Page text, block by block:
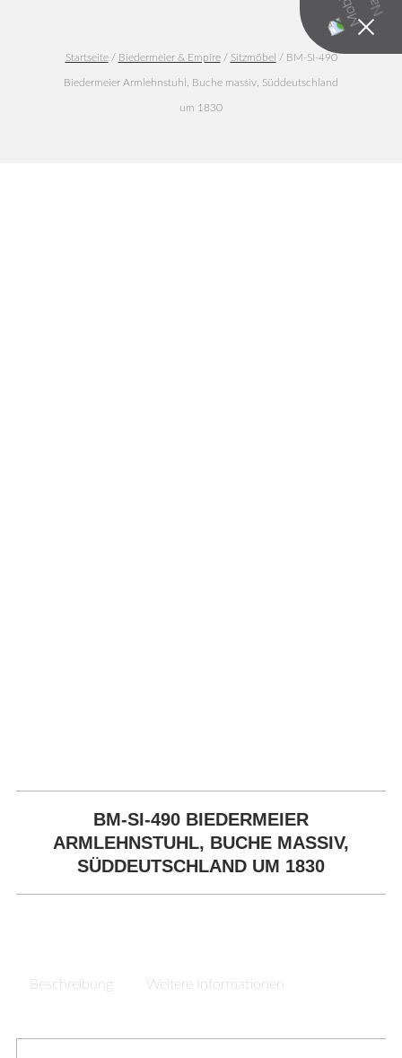
Startseite/ Biedermeier & Empire/ Sitzmöbel / BM-SI-490
Biedermeier Armlehnstuhl, Buche massiv, Süddeutschland
um 1830
BM-SI-490 BIEDERMEIER
ARMLEHNSTUHL, BUCHE MASSIV,
SÜDDEUTSCHLAND UM 1830
Beschreibung Weitere Informationen